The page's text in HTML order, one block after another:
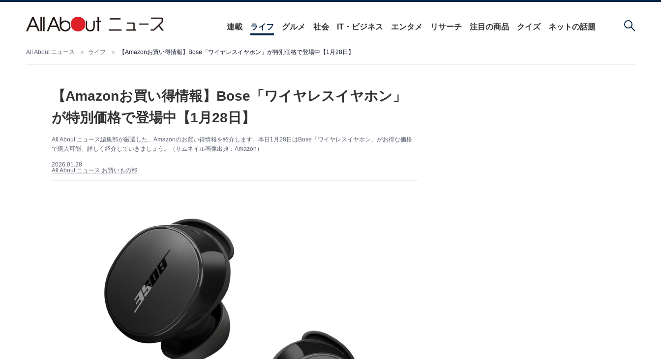
連載 ライフ グルメ 社会 IT・ビジネス エンタメ リサーチ 注目の商品 クイズ ネットの話題
All About ニュース ライフ 【Amazonお買い得情報】Bose「ワイヤレスイヤホン」が特別価格で登場中【1月28日】
【Amazonお買い得情報】Bose「ワイヤレスイヤホン」
が特別価格で登場中【1月28日】
All About ニュース編集部が厳選した、Amazonのお買い得情報を紹介します。本日1月28日はBose「ワイヤレスイヤホン」がお得な価格
で購入可能。詳しく紹介していきましょう。（サムネイル画像出典：Amazon）
2026.01.28
All About ニュース お買いもの部